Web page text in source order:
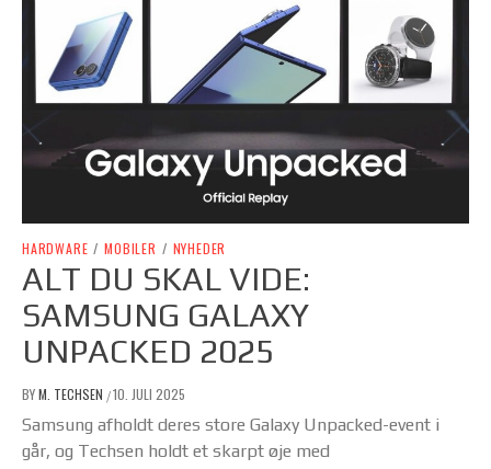
HARDWARE / MOBILER / NYHEDER
ALT DU SKAL VIDE:
SAMSUNG GALAXY
UNPACKED 2025
BYM. TECHSEN /10. JULI 2025
Samsung afholdt deres store Galaxy Unpacked-event i
går, og Techsen holdt et skarpt øje med